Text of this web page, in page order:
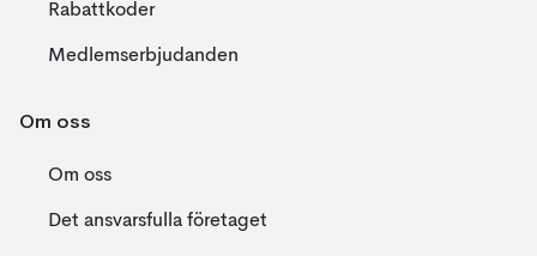
Rabattkoder
Medlemserbjudanden
Om oss
Om oss
Det ansvarsfulla företaget